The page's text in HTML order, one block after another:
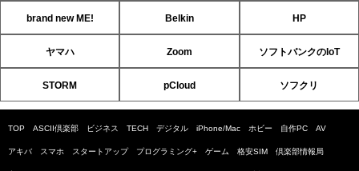
brand new ME! Belkin HP
ヤマハ Zoom ソフトバンクのIoT
STORM pCloud ソフクリ
TOP ASCII倶楽部 ビジネス TECH デジタル iPhone/Mac ホビー 自作PC AV
アキバ スマホ スタートアップ プログラミング+ ゲーム 格安SIM 倶楽部情報局